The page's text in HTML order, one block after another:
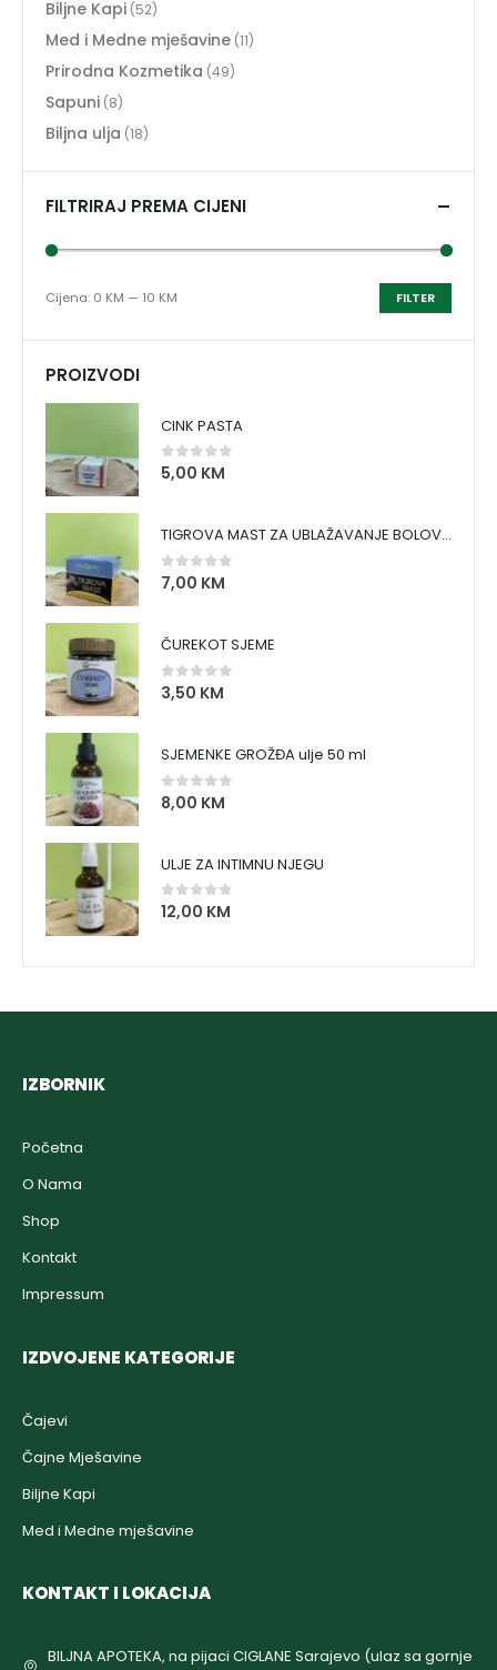
Biljne Kapi (52)
Med i Medne mješavine (11)
Prirodna Kozmetika (49)
Sapuni (8)
Biljna ulja (18)
FILTRIRAJ PREMA CIJENI
FILTER
Cijena: 0 KM — 10 KM
PROIZVODI
CINK PASTA
0 out of 5
5,00 KM
TIGROVA MAST ZA UBLAŽAVANJE BOLOVA I ZAGRIJAVANJE MIŠIĆA
0 out of 5
7,00 KM
ČUREKOT SJEME
0 out of 5
3,50 KM
SJEMENKE GROŽĐA ulje 50 ml
0 out of 5
8,00 KM
ULJE ZA INTIMNU NJEGU
0out of 5
12,00 KM
IZBORNIK
Početna
O Nama
Shop
Kontakt
Impressum
IZDVOJENE KATEGORIJE
Čajevi
Čajne Mješavine
Biljne Kapi
Med i Medne mješavine
KONTAKT I LOKACIJA
BILJNA APOTEKA, na pijaci CIGLANE Sarajevo (ulaz sa gornje